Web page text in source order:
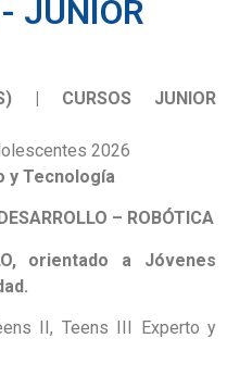
JUNIOR
| CURSOS JUNIOR
2026
y Tecnología
– ROBÓTICA
orientado a Jóvenes
II, Teens III Experto y